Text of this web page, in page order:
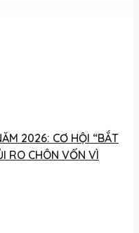
2026: CƠ HỘI “BẮT
RO CHÔN VỐN VÌ